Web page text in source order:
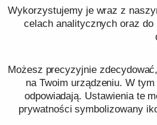
Wykorzystujemy je wraz z
celach analitycznych oraz
Możesz precyzyjnie
na Twoim urządzeniu. W
odpowiadają. Ustawienia te
prywatności symbolizowany
Główną zaletą
bezpieczeństwa.
wystąpienia zdarzenia
identyfikacji sprawców
wizyjny znajduje